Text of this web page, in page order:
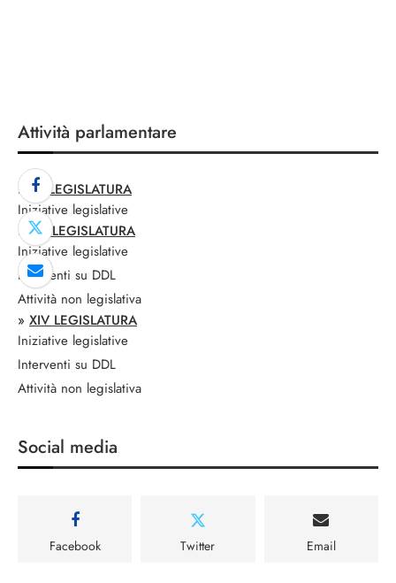
Attività parlamentare
» XII LEGISLATURA
Iniziative legislative
»XIII LEGISLATURA
Iniziative legislative
Interventi su DDL
Attività non legislativa
» XIV LEGISLATURA
Iniziative legislative
Interventi su DDL
Attività non legislativa
Social media
Facebook Twitter Email